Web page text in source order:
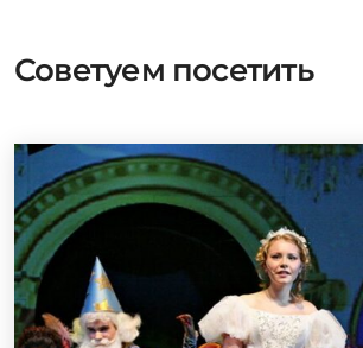
Советуем посетить